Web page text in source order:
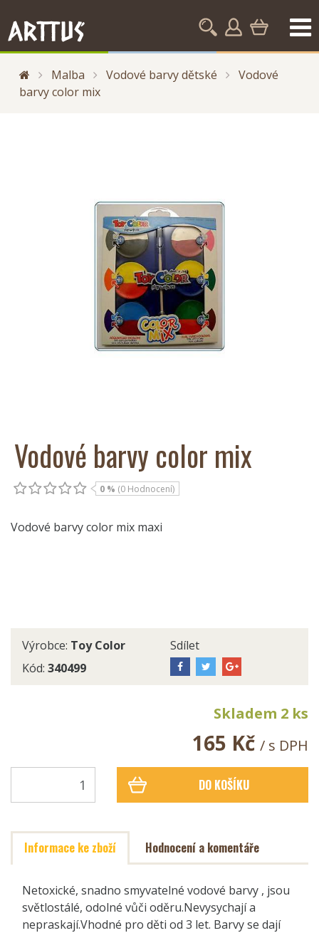
Malba Vodové barvy dětské
Vodové
barvy color mix
Vodové barvy color mix
0 % (0 Hodnocení)
Vodové barvy color mix maxi
Výrobce: Toy Color
Kód: 340499
Sdílet
Skladem 2 ks
165 Kč / s DPH
DO KOŠÍKU
Informace ke zboží Hodnocení a komentáře
Netoxické, snadno smyvatelné vodové barvy , jsou
světlostálé, odolné vůči oděru.Nevysychají a
nepraskají.Vhodné pro děti od 3 let. Barvy se dají